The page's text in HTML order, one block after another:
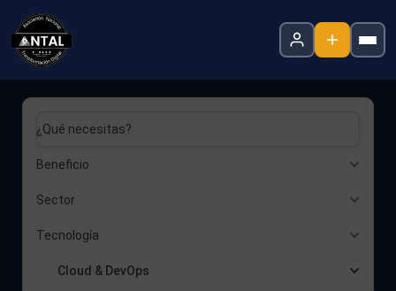
¿Qué necesitas?
Beneficio
Sector
Tecnología
Cloud & DevOps